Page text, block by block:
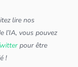
lire nos
l’IA, vous pouvez
pour être
!